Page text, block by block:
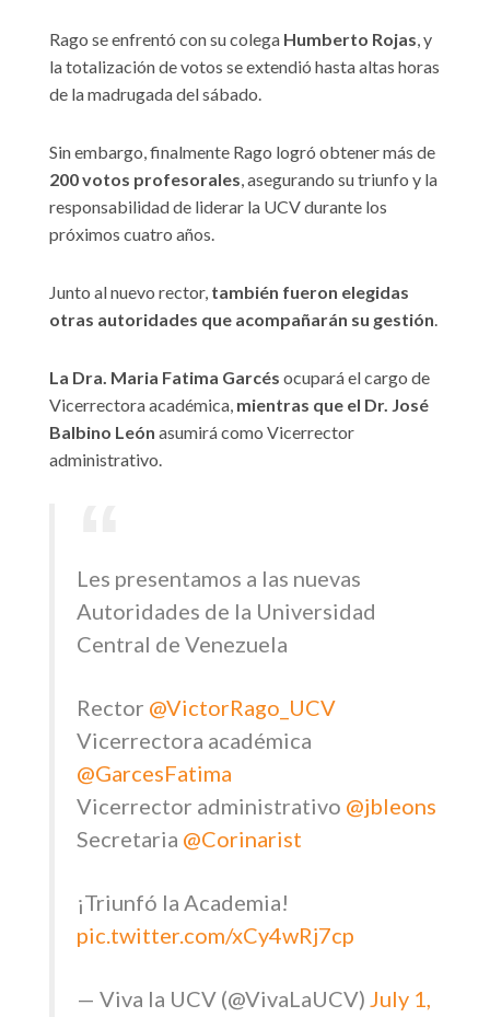
Rago se enfrentó con su colega Humberto Rojas, y
la totalización de votos se extendió hasta altas horas
de la madrugada del sábado.
Sin embargo, finalmente Rago logró obtener más de
200 votos profesorales, asegurando su triunfo y la
responsabilidad de liderar la UCV durante los
próximos cuatro años.
Junto al nuevo rector, también fueron elegidas
otras autoridades que acompañarán su gestión.
La Dra. Maria Fatima Garcés ocupará el cargo de
Vicerrectora académica, mientras que el Dr. José
Balbino León asumirá como Vicerrector
administrativo.
Les presentamos a las nuevas
Autoridades de la Universidad
Central de Venezuela
Rector @VictorRago_UCV
Vicerrectora académica
@GarcesFatima
Vicerrector administrativo @jbleons
Secretaria @Corinarist
¡Triunfó la Academia!
pic.twitter.com/xCy4wRj7cp
— Viva la UCV (@VivaLaUCV) July 1,